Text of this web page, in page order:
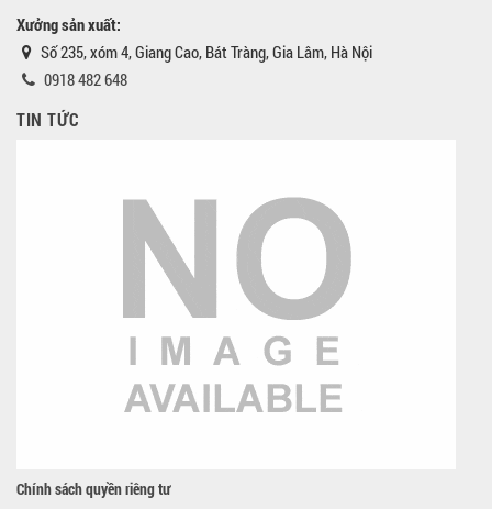
Xưởng sản xuất:
Số 235, xóm 4, Giang Cao, Bát Tràng, Gia Lâm, Hà Nội
0918 482 648
TIN TỨC
Chính sách quyền riêng tư